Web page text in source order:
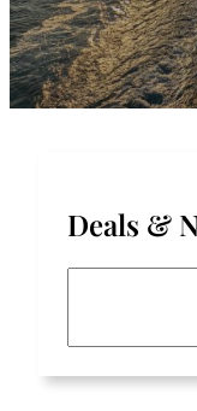
Deals &